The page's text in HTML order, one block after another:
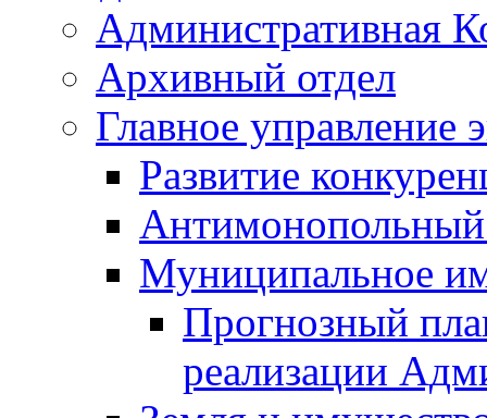
Административная
Архивный отдел
Главное управление
Развитие
Антимонопольный
Муниципальное
Прогнозный
реализации